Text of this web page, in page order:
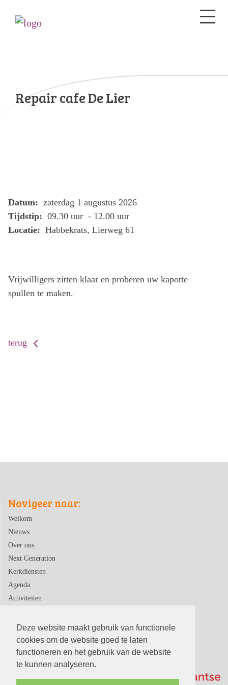
Deze website maakt gebruik van functionele
cookies om de website goed te laten
functioneren en het gebruik van de website
te kunnen analyseren.
Repair cafe De Lier
Datum: zaterdag 1 augustus 2026
Tijdstip: 09.30 uur - 12.00 uur
Locatie: Habbekrats, Lierweg 61
Vrijwilligers zitten klaar en proberen uw kapotte
spullen te maken.
terug
Navigeer naar:
Welkom
Nieuws
Over ons
Next Generation
Kerkdiensten
Agenda
Activiteiten